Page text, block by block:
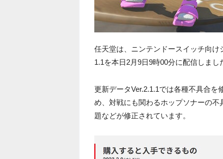
任天堂は、ニンテンドースイッチ向け
1.1を本日2月9日9時00分に配信しまし
更新データVer.2.1.1では各種不具合
め、対戦にも関わるホップソナーの
題などが修正されています。